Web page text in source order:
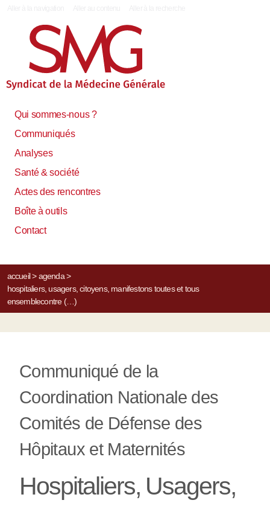
Qui sommes-nous ?
Communiqués
Analyses
Santé & société
Actes des rencontres
Boîte à outils
Contact
accueil> agenda>
hospitaliers, usagers, citoyens, manifestons toutes et tous
ensemblecontre (…)
Communiqué de la
Coordination Nationale des
Comités de Défense des
Hôpitaux et Maternités
Hospitaliers, Usagers,